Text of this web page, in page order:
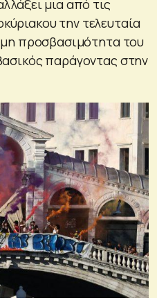
μια από τις
την τελευταία
μη προσβασιμότητα του
παράγοντας στην